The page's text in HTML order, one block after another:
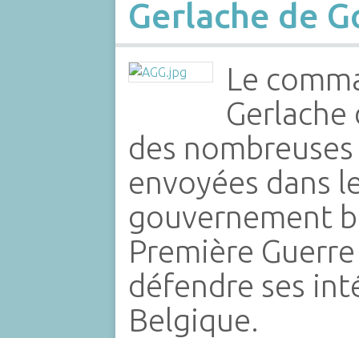
Gerlache de
Le
des
envoyées dans
gouvernement
Première
défendre ses
Belgique.